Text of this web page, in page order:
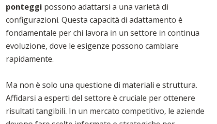
ponteggi possono adattarsi a una varietà di
configurazioni. Questa capacità di adattamento è
fondamentale per chi lavora in un settore in continua
evoluzione, dove le esigenze possono cambiare
rapidamente.
Ma non è solo una questione di materiali e struttura.
Affidarsi a esperti del settore è cruciale per ottenere
risultati tangibili. In un mercato competitivo, le aziende